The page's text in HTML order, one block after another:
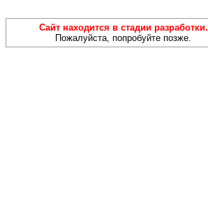
Сайт находится в стадии разработки.
Пожалуйста, попробуйте позже.